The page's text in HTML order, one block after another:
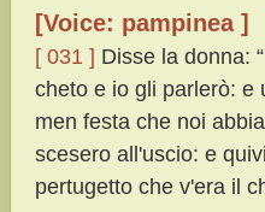
[Voice: pampinea ]
[ 031 ] Disse la donna:
cheto e io gli parlerò: e
men festa che noi
scesero all'uscio: e
pertugetto che v'era il